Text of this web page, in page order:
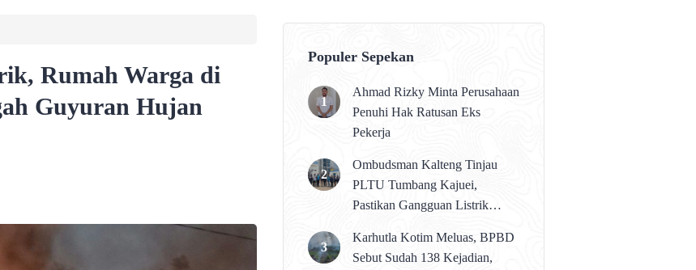
Rumah Warga di
Guyuran Hujan
Populer Sepekan
Ahmad Rizky Minta Perusahaan
Penuhi Hak Ratusan Eks
Pekerja
Ombudsman Kalteng Tinjau
PLTU Tumbang Kajuei,
Pastikan Gangguan Listrik
Karhutla Kotim Meluas, BPBD
Sebut Sudah 138 Kejadian,